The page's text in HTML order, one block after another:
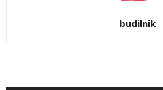
budilnik